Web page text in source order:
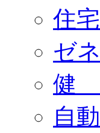
住
ゼ
健
自